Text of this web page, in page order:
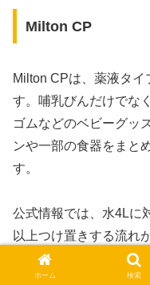
Milton CP
Milton CPは、薬液タ
す。哺乳びんだけでな
ゴムなどのベビーグッ
ンや一部の食器をまと
す。
公式情報では、水4Lに
以上つけ置きする流れ
間使えるため、哺乳び
まとめて管理しやすい
ホーム 検索